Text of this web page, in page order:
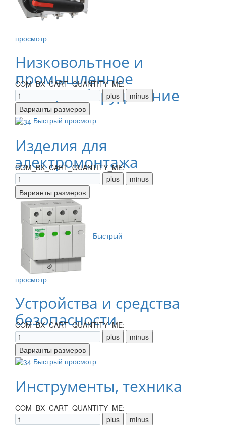
просмотр
Низковольтное и
промышленное
электрооборудование
COM_BX_CART_QUANTITY_ME:
Быстрый просмотр
Изделия для
электромонтажа
COM_BX_CART_QUANTITY_ME:
Быстрый
просмотр
Устройства и средства
безопасности
COM_BX_CART_QUANTITY_ME:
Быстрый просмотр
Инструменты, техника
COM_BX_CART_QUANTITY_ME: